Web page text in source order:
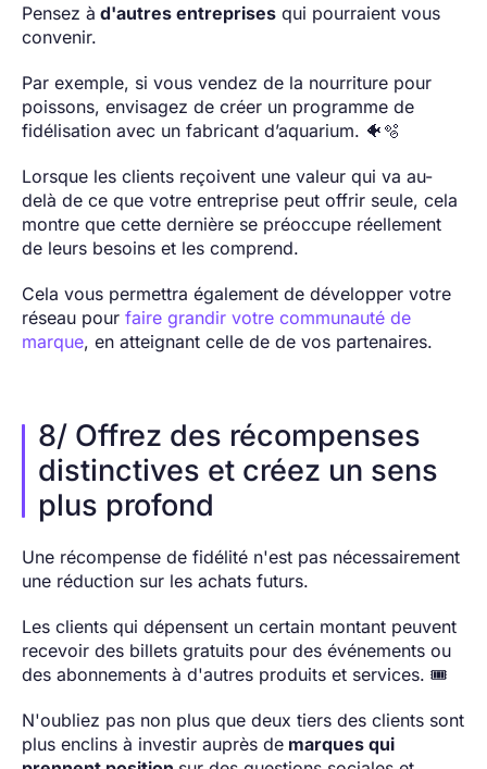
Pensez à d'autres entreprises qui pourraient vous
convenir.
Par exemple, si vous vendez de la nourriture pour
poissons, envisagez de créer un programme de
fidélisation avec un fabricant d’aquarium. 🐠🫧
Lorsque les clients reçoivent une valeur qui va au-
delà de ce que votre entreprise peut offrir seule, cela
montre que cette dernière se préoccupe réellement
de leurs besoins et les comprend.
Cela vous permettra également de développer votre
réseau pour faire grandir votre communauté de
marque, en atteignant celle de de vos partenaires.
8/ Offrez des récompenses
distinctives et créez un sens
plus profond
Une récompense de fidélité n'est pas nécessairement
une réduction sur les achats futurs.
Les clients qui dépensent un certain montant peuvent
recevoir des billets gratuits pour des événements ou
des abonnements à d'autres produits et services. 🎟️
N'oubliez pas non plus que deux tiers des clients sont
plus enclins à investir auprès de marques qui